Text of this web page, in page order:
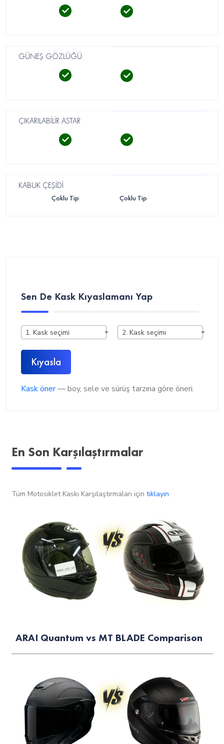
GÜNEŞ GÖZLÜĞÜ
ÇIKARILABİLİR ASTAR
KABUK ÇEŞİDİ
Çoklu Tip Çoklu Tip
Sen De Kask Kıyaslamanı Yap
1. Kask seçimi 2. Kask seçimi
Kıyasla
Kask öner— boy, sele ve sürüş tarzına göre öneri.
En Son Karşılaştırmalar
Tüm Motosiklet Kaskı Karşılaştırmaları için tıklayın
ARAI Quantum vs MT BLADE Comparison